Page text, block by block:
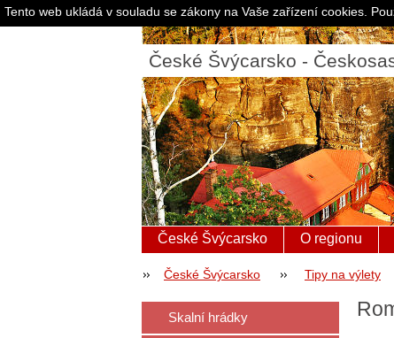
České Švýcarsko -
České Švýcarsko O regionu
České Švýcarsko Tipy na výlety
Skalní hrádky
Tento web ukládá v souladu se zákony na Vaše zařízení cookies.